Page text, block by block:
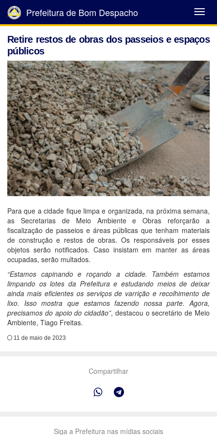
Abrir
Menu
Prefeitura de Bom Despacho
Retire restos de obras dos passeios e espaços
públicos
Para que a cidade fique limpa e organizada, na próxima semana,
as Secretarias de Meio Ambiente e Obras reforçarão a
fiscalização de passeios e áreas públicas que tenham materiais
de construção e restos de obras. Os responsáveis por esses
objetos serão notificados. Caso insistam em manter as áreas
ocupadas, serão multados.
“Estamos capinando e roçando a cidade. Também estamos
limpando os lotes da Prefeitura e estudando meios de deixar
ainda mais eficientes os serviços de varrição e recolhimento de
lixo. Isso mostra que estamos fazendo nossa parte. Agora,
precisamos do apoio do cidadão”, destacou o secretário de Meio
Ambiente, Tiago Freitas.
11 de maio de 2023
Compartilhar
Siga a Prefeitura nas mídias sociais